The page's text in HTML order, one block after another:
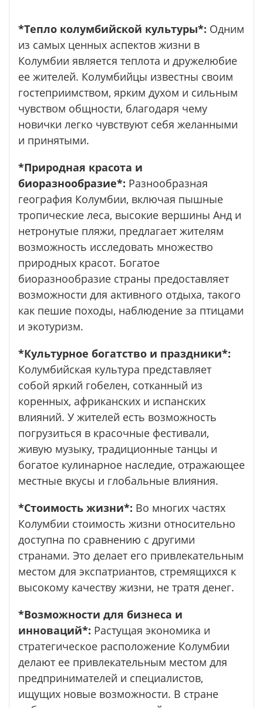
*Тепло колумбийской культуры*: Одним
из самых ценных аспектов жизни в
Колумбии является теплота и дружелюбие
ее жителей. Колумбийцы известны своим
гостеприимством, ярким духом и сильным
чувством общности, благодаря чему
новички легко чувствуют себя желанными
и принятыми.
*Природная красота и
биоразнообразие*: Разнообразная
география Колумбии, включая пышные
тропические леса, высокие вершины Анд и
нетронутые пляжи, предлагает жителям
возможность исследовать множество
природных красот. Богатое
биоразнообразие страны предоставляет
возможности для активного отдыха, такого
как пешие походы, наблюдение за птицами
и экотуризм.
*Культурное богатство и праздники*:
Колумбийская культура представляет
собой яркий гобелен, сотканный из
коренных, африканских и испанских
влияний. У жителей есть возможность
погрузиться в красочные фестивали,
живую музыку, традиционные танцы и
богатое кулинарное наследие, отражающее
местные вкусы и глобальные влияния.
*Стоимость жизни*: Во многих частях
Колумбии стоимость жизни относительно
доступна по сравнению с другими
странами. Это делает его привлекательным
местом для экспатриантов, стремящихся к
высокому качеству жизни, не тратя денег.
*Возможности для бизнеса и
инноваций*: Растущая экономика и
стратегическое расположение Колумбии
делают ее привлекательным местом для
предпринимателей и специалистов,
ищущих новые возможности. В стране